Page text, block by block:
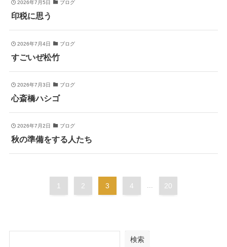
2026年7月5日 ブログ
印税に思う
2026年7月4日 ブログ
すごいぜ松竹
2026年7月3日 ブログ
心斎橋ハシゴ
2026年7月2日 ブログ
秋の準備をする人たち
1 2 3 4 ... 20
検索